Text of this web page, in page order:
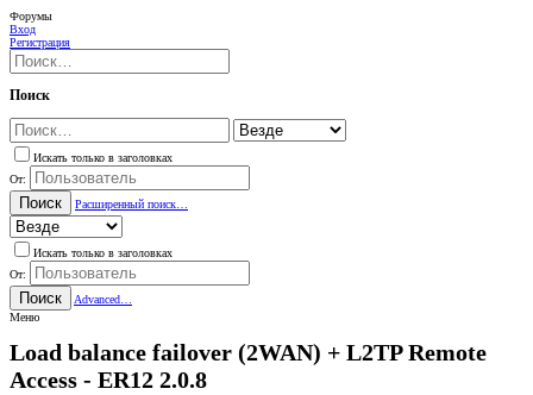
Форумы
Вход
Регистрация
Поиск
Искать только в заголовках
От:
Поиск Расширенный поиск…
Искать только в заголовках
От:
Поиск
Advanced…
Меню
Load balance failover (2WAN) + L2TP Remote
Access - ER12 2.0.8